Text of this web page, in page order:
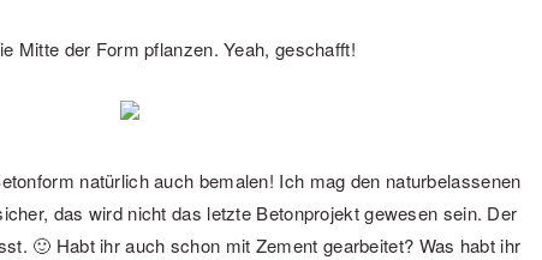
Mitte der Form pflanzen. Yeah, geschafft!
natürlich auch bemalen! Ich mag den naturbelassenen
das wird nicht das letzte Betonprojekt gewesen sein. Der
🙂 Habt ihr auch schon mit Zement gearbeitet? Was habt ihr